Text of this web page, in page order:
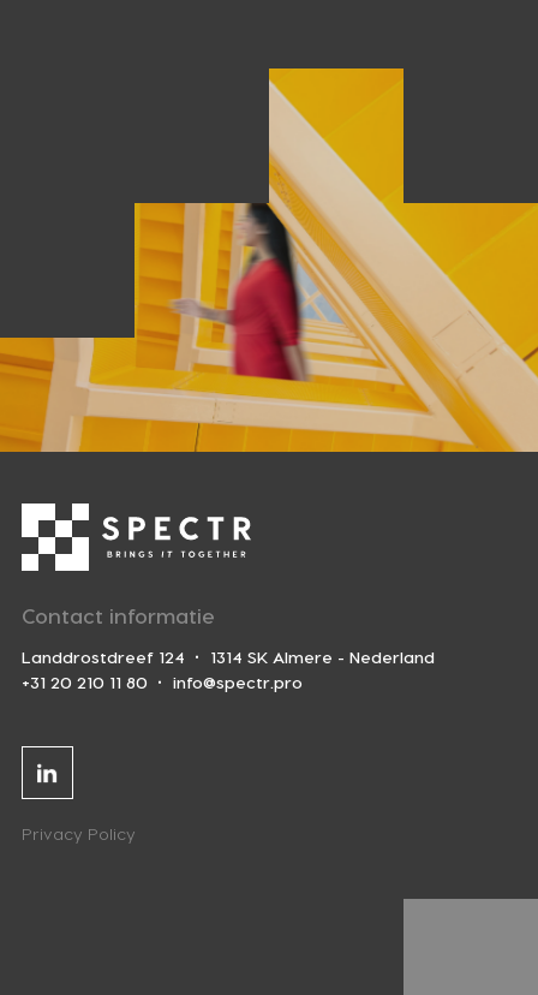
Contact informatie
Landdrostdreef 124
1314 SK Almere - Nederland
+31 20 210 11 80
info@spectr.pro
Linkedin
Privacy Policy